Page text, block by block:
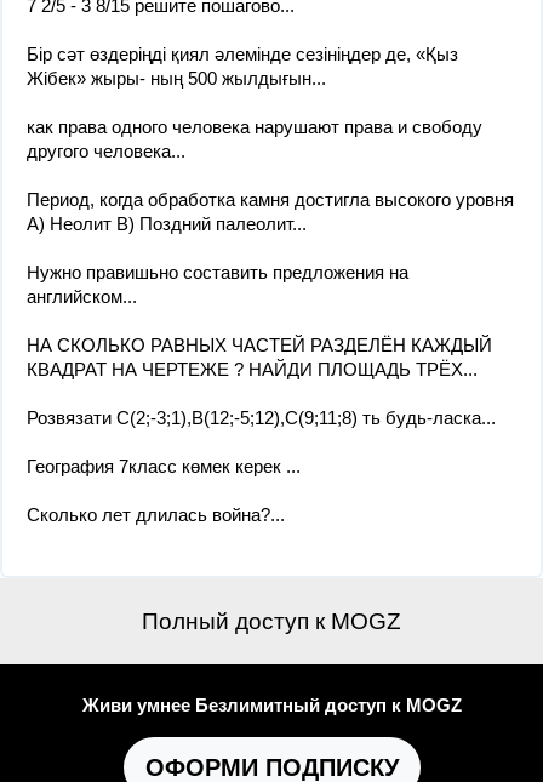
7 2/5 - 3 8/15 решите пошагово...
Бір сәт өздеріңді қиял әлемінде сезініңдер де, «Қыз
Жібек» жыры- ның 500 жылдығын...
как права одного человека нарушают права и свободу
другого человека​...
Период, когда обработка камня достигла высокого уровня
А) Неолит В) Поздний палеолит...
Нужно правишьно составить предложения на
английском...
НА СКОЛЬКО РАВНЫХ ЧАСТЕЙ РАЗДЕЛЁН КАЖДЫЙ
КВАДРАТ НА ЧЕРТЕЖЕ ? НАЙДИ ПЛОЩАДЬ ТРЁХ...
Розвязати C(2;-3;1),B(12;-5;12),C(9;11;8) ть будь-ласка...
География 7класс көмек керек ​...
Сколько лет длилась война?...
Полный доступ к MOGZ
Живи умнее Безлимитный доступ к MOGZ
ОФОРМИ ПОДПИСКУ